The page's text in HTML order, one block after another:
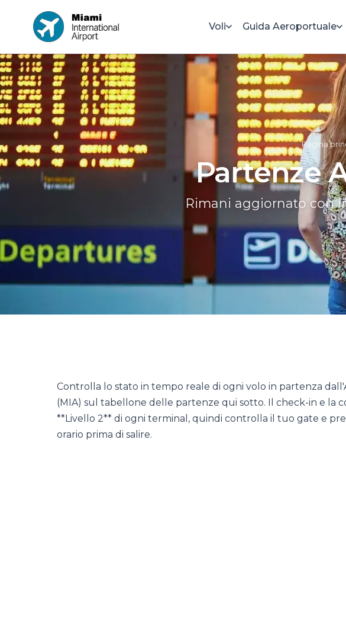
Voli Guida Aeroportuale
Pagina
Partenze
Rimani aggiornato con
Controlla lo stato in tempo reale di ogni volo in partenza
(MIA) sul tabellone delle partenze qui sotto. Il check-in e la
**Livello 2** di ogni terminal, quindi controlla il tuo gate e
orario prima di salire.